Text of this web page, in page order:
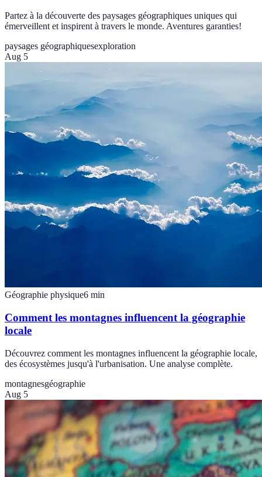
Partez à la découverte des paysages géographiques uniques qui
émerveillent et inspirent à travers le monde. Aventures garanties!
paysages géographiquesexploration
Aug 5
Géographie physique6 min
Comment les montagnes influencent la géographie
locale
Découvrez comment les montagnes influencent la géographie locale,
des écosystèmes jusqu'à l'urbanisation. Une analyse complète.
montagnesgéographie
Aug 5